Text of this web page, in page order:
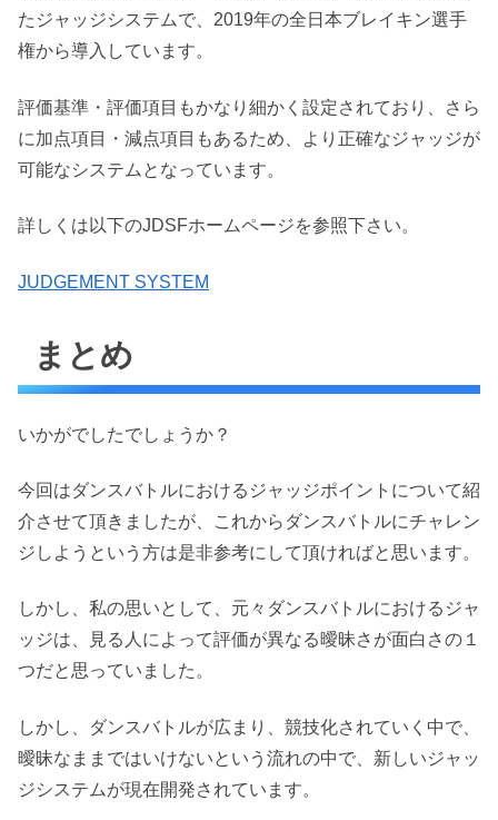
たジャッジシステムで、2019年の全日本ブレイキン選手
権から導入しています。
評価基準・評価項目もかなり細かく設定されており、さら
に加点項目・減点項目もあるため、より正確なジャッジが
可能なシステムとなっています。
詳しくは以下のJDSFホームページを参照下さい。
JUDGEMENT SYSTEM
まとめ
いかがでしたでしょうか？
今回はダンスバトルにおけるジャッジポイントについて紹
介させて頂きましたが、これからダンスバトルにチャレン
ジしようという方は是非参考にして頂ければと思います。
しかし、私の思いとして、元々ダンスバトルにおけるジャ
ッジは、見る人によって評価が異なる曖昧さが面白さの１
つだと思っていました。
しかし、ダンスバトルが広まり、競技化されていく中で、
曖昧なままではいけないという流れの中で、新しいジャッ
ジシステムが現在開発されています。